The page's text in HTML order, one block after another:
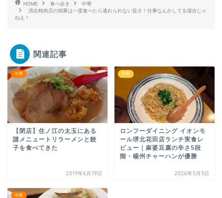
HOME 食べ歩き
中華
清吉精肉店の焼豚は一度食べたら逃れられない旨さ！仕事なんかしてる場合じゃ
ねえ！
関連記事
中華
【閉店】住ノ江の太玉にある
謎メニュートリラーメンと餃
子を食べてきた
2019年6月19日
中華
ロンフーダイニング イオンモ
ール堺北花田店ランチ実食レ
ビュー｜麻婆豆腐の辛さ5段
階・楊州チャーハンが優勝
2026年5月5日
中華